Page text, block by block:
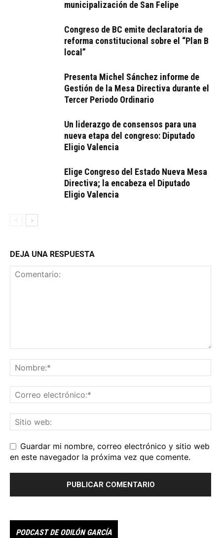
municipalización de San Felipe
Congreso de BC emite declaratoria de
reforma constitucional sobre el “Plan B
local”
Presenta Michel Sánchez informe de
Gestión de la Mesa Directiva durante el
Tercer Periodo Ordinario
Un liderazgo de consensos para una
nueva etapa del congreso: Diputado
Eligio Valencia
Elige Congreso del Estado Nueva Mesa
Directiva; la encabeza el Diputado
Eligio Valencia
DEJA UNA RESPUESTA
Guardar mi nombre, correo electrónico y sitio web
en este navegador la próxima vez que comente.
PODCAST DE ODILÓN GARCÍA